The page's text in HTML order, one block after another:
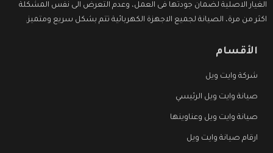
الغيار الاصلية لضمان جودتها فى العمل، وعدم التعرض الى نفس المشكلة
اكثر من مرة، الصيانة لجميع الاجهزة الكهربائية تتم بشكل سريع ومتميز.
الأقسام
شركة وايت ويل
صيانة وايت ويل الرئيسي
صيانة وايت ويل وعناوينها
ارقام صيانة وايت ويل